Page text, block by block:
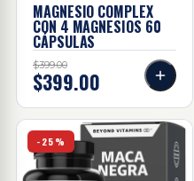
MAGNESIO COMPLEX
CON 4 MAGNESIOS 60
CÁPSULAS
$399.00
$399.00
Maca negra - 60 cápsulas
-25%